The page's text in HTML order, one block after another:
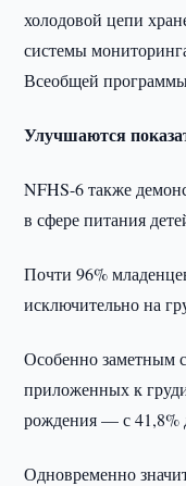
холодовой цепи
системы
Всеобщей
Улучшаются
NFHS-6 также
в сфере питания
Почти 96%
исключительно на
Особенно заметным
приложенных к
рождения — с 41,8%
Одновременно